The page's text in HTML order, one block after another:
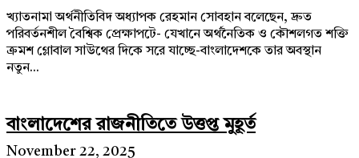
খ্যাতনামা অর্থনীতিবিদ অধ্যাপক রেহমান সোবহান বলেছেন, দ্রুত
পরিবর্তনশীল বৈশ্বিক প্রেক্ষাপটে- যেখানে অর্থনৈতিক ও কৌশলগত শক্তি
ক্রমশ গ্লোবাল সাউথের দিকে সরে যাচ্ছে-বাংলাদেশকে তার অবস্থান
নতুন...
বাংলাদেশের রাজনীতিতে উত্তপ্ত মুহূর্ত
November 22, 2025